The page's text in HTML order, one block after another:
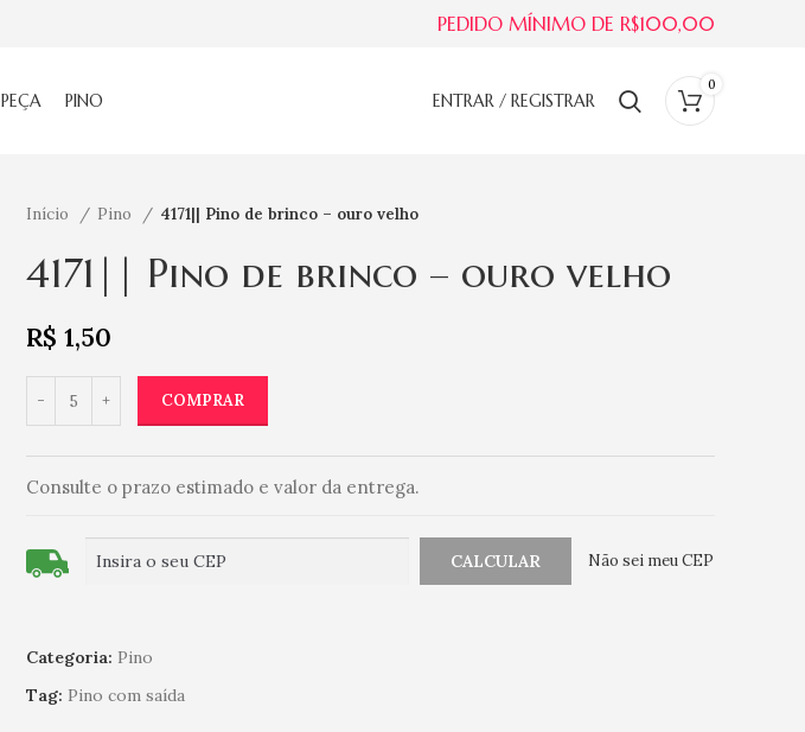
PEÇA PINO ENTRAR / REGISTRAR
0
Início Pino 4171|| Pino de brinco – ouro velho
4171|| Pino de brinco – ouro velho
R$ 1,50
COMPRAR
Consulte o prazo estimado e valor da entrega.
Não sei meu CEP
Categoria: Pino
Tag: Pino com saída
PEDIDO MÍNIMO DE R$100,00